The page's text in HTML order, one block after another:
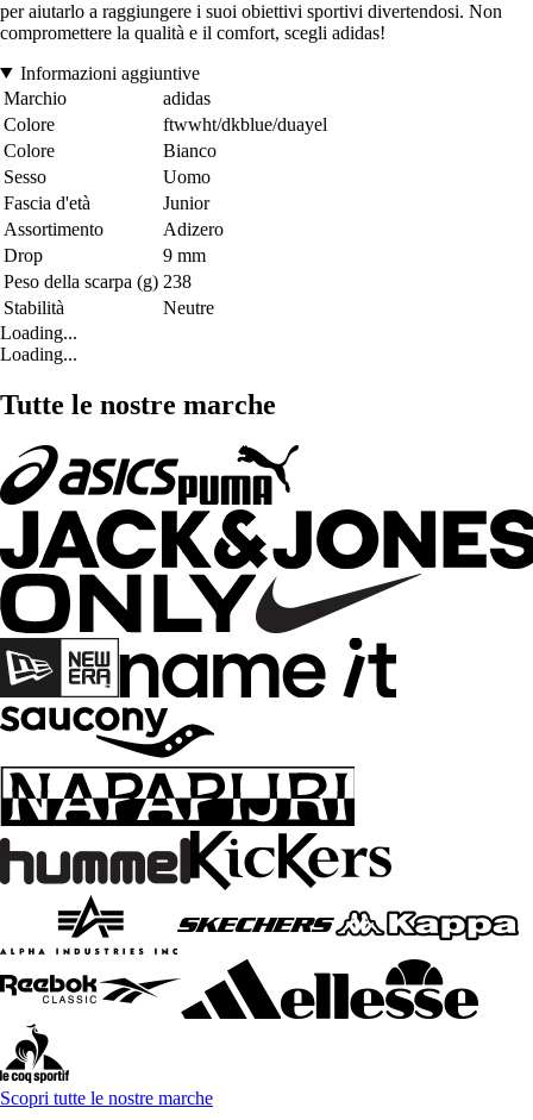
per aiutarlo a raggiungere i suoi obiettivi sportivi divertendosi. Non
compromettere la qualità e il comfort, scegli adidas!
Informazioni aggiuntive
Marchio
adidas
Colore
ftwwht/dkblue/duayel
Colore
Bianco
Sesso
Uomo
Fascia d'età
Junior
Assortimento
Adizero
Drop
9 mm
Peso della scarpa (g) 238
Stabilità
Neutre
Loading...
Loading...
Tutte le nostre marche
Scopri tutte le nostre marche